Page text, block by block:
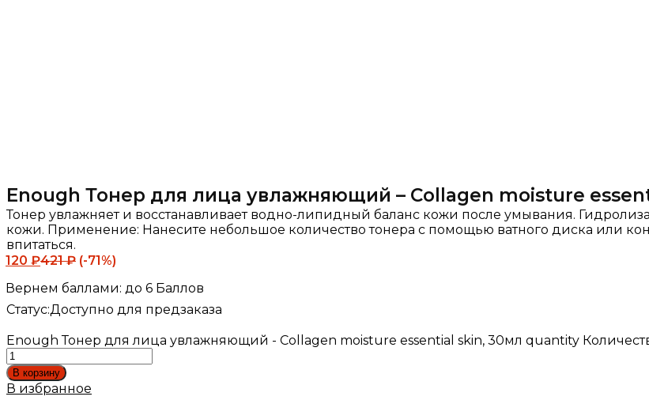
Enough Тонер для лица увлажняющий – Collagen moisture
Тонер увлажняет и восстанавливает водно-липидный баланс кожи после умывания.
кожи. Применение: Нанесите небольшое количество тонера с помощью ватного диска или
впитаться.
120 ₽421₽ (-71%)
Вернем баллами: до 6 Баллов
Статус:Доступно для предзаказа
Enough Тонер для лица увлажняющий - Collagen moisture essential skin, 30мл quantity
В корзину
В избранное